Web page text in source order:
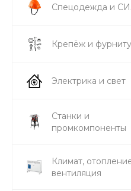
Спецодежда и
Крепёж и
Электрика и свет
Станки и
промкомпоненты
Климат,
вентиляция